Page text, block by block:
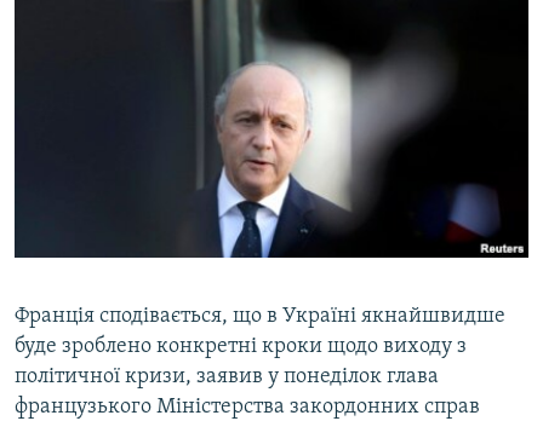
УКРАЇНСЬКА ПРОБЛЕМА КРИМУ
ЯК ОБІЙТИ БЛОКУВАННЯ
Усі сайти RFE/RL
Франція сподівається, що в Україні якнайшвидше
буде зроблено конкретні кроки щодо виходу з
політичної кризи, заявив у понеділок глава
французького Міністерства закордонних справ